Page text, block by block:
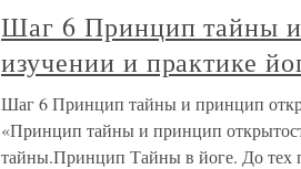
Шаг 6 Принцип тайны
изучении и практике
Шаг 6 Принцип тайны и принцип
«Принцип тайны и принцип
тайны.Принцип Тайны в йоге. До тех